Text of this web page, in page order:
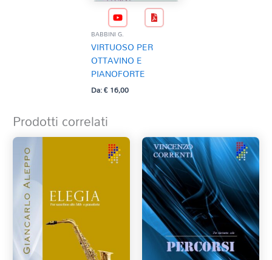
BABBINI G.
VIRTUOSO PER
OTTAVINO E
PIANOFORTE
Da:€16,00
Prodotti correlati